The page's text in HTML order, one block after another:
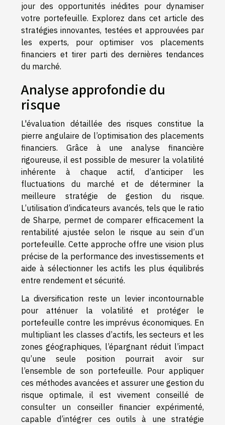
jour des opportunités inédites pour dynamiser
votre portefeuille. Explorez dans cet article des
stratégies innovantes, testées et approuvées par
les experts, pour optimiser vos placements
financiers et tirer parti des dernières tendances
du marché.
Analyse approfondie du
risque
L'évaluation détaillée des risques constitue la
pierre angulaire de l’optimisation des placements
financiers. Grâce à une analyse financière
rigoureuse, il est possible de mesurer la volatilité
inhérente à chaque actif, d’anticiper les
fluctuations du marché et de déterminer la
meilleure stratégie de gestion du risque.
L’utilisation d’indicateurs avancés, tels que le ratio
de Sharpe, permet de comparer efficacement la
rentabilité ajustée selon le risque au sein d’un
portefeuille. Cette approche offre une vision plus
précise de la performance des investissements et
aide à sélectionner les actifs les plus équilibrés
entre rendement et sécurité.
La diversification reste un levier incontournable
pour atténuer la volatilité et protéger le
portefeuille contre les imprévus économiques. En
multipliant les classes d’actifs, les secteurs et les
zones géographiques, l’épargnant réduit l’impact
qu’une seule position pourrait avoir sur
l’ensemble de son portefeuille. Pour appliquer
ces méthodes avancées et assurer une gestion du
risque optimale, il est vivement conseillé de
consulter un conseiller financier expérimenté,
capable d’intégrer ces outils à une stratégie